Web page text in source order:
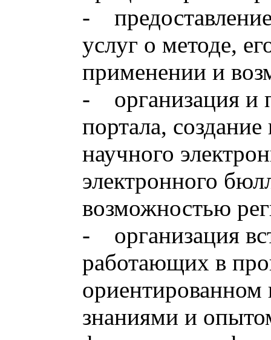
-
услуг о методе,
применении и
- организация и
портала,
научного
электронного
возможностью
- организация
работающих в
ориентированном
знаниями и